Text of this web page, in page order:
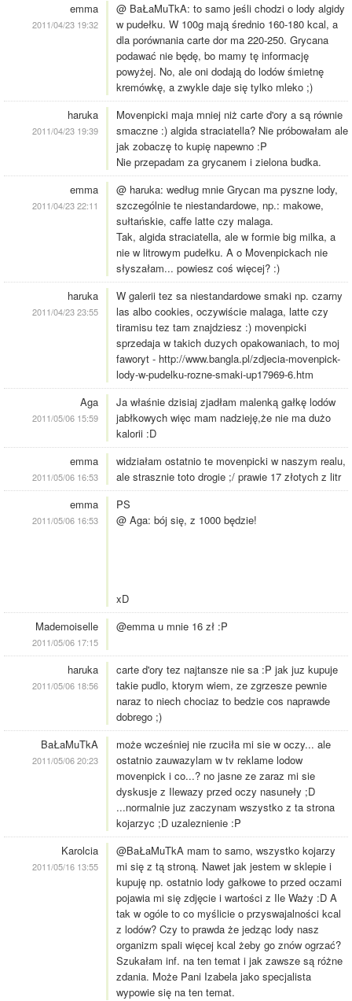
emma
2011/04/23 19:32
@ BaŁaMuTkA: to samo jeśli chodzi o lody algidy
w pudełku. W 100g mają średnio 160-180 kcal, a
dla porównania carte dor ma 220-250. Grycana
podawać nie będę, bo mamy tę informację
powyżej. No, ale oni dodają do lodów śmietnę
kremówkę, a zwykle daje się tylko mleko ;)
haruka
2011/04/23 19:39
Movenpicki maja mniej niż carte d'ory a są równie
smaczne :) algida straciatella? Nie próbowałam ale
jak zobaczę to kupię napewno :P
Nie przepadam za grycanem i zielona budka.
emma
2011/04/23 22:11
@ haruka: według mnie Grycan ma pyszne lody,
szczególnie te niestandardowe, np.: makowe,
sułtańskie, caffe latte czy malaga.
Tak, algida straciatella, ale w formie big milka, a
nie w litrowym pudełku. A o Movenpickach nie
słyszałam... powiesz coś więcej? :)
haruka
2011/04/23 23:55
W galerii tez sa niestandardowe smaki np. czarny
las albo cookies, oczywiście malaga, latte czy
tiramisu tez tam znajdziesz :) movenpicki
sprzedaja w takich duzych opakowaniach, to moj
faworyt - http://www.bangla.pl/zdjecia-movenpick-
lody-w-pudelku-rozne-smaki-up17969-6.htm
Aga
2011/05/06 15:59
Ja właśnie dzisiaj zjadłam malenką gałkę lodów
jabłkowych więc mam nadzieję,że nie ma dużo
kalorii :D
emma
2011/05/06 16:53
widziałam ostatnio te movenpicki w naszym realu,
ale strasznie toto drogie ;/ prawie 17 złotych z litr
emma
2011/05/06 16:53
PS
@ Aga: bój się, z 1000 będzie!
xD
Mademoiselle
2011/05/06 17:15
@emma u mnie 16 zł :P
haruka
2011/05/06 18:56
carte d'ory tez najtansze nie sa :P jak juz kupuje
takie pudlo, ktorym wiem, ze zgrzesze pewnie
naraz to niech chociaz to bedzie cos naprawde
dobrego ;)
BaŁaMuTkA
2011/05/06 20:23
może wcześniej nie rzuciła mi sie w oczy... ale
ostatnio zauwazylam w tv reklame lodow
movenpick i co...? no jasne ze zaraz mi sie
dyskusje z Ilewazy przed oczy nasuneły ;D
...normalnie juz zaczynam wszystko z ta strona
kojarzyc ;D uzaleznienie :P
Karolcia
2011/05/16 13:55
@BaŁaMuTkA mam to samo, wszystko kojarzy
mi się z tą stroną. Nawet jak jestem w sklepie i
kupuję np. ostatnio lody gałkowe to przed oczami
pojawia mi się zdjęcie i wartości z Ile Waży :D A
tak w ogóle to co myślicie o przyswajalności kcal
z lodów? Czy to prawda że jedząc lody nasz
organizm spali więcej kcal żeby go znów ogrzać?
Szukałam inf. na ten temat i jak zawsze są różne
zdania. Może Pani Izabela jako specjalista
wypowie się na ten temat.